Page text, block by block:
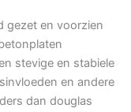
gezet en voorzien
stevige en stabiele
en andere
dan douglas